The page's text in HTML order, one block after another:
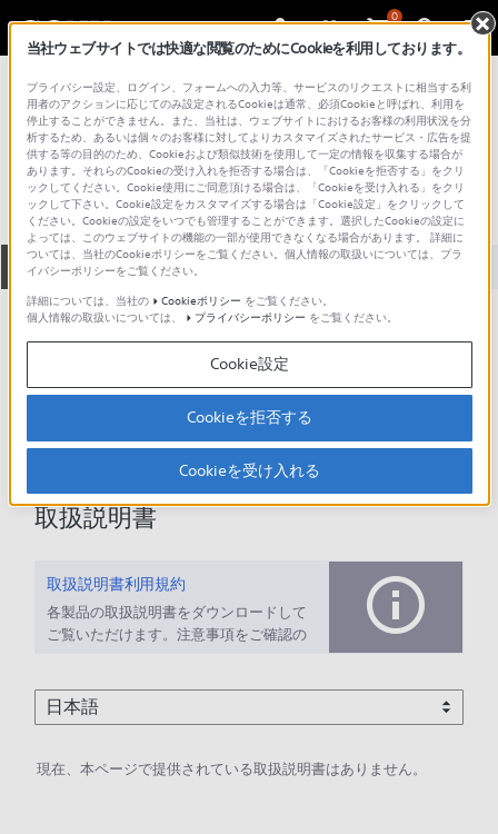
0
総合サポート・お問い合わせ プロフェッショナル／業務用
MXP-290
全て ダウンロード 取扱説明書 Q&A
ダウンロード
現在、本ページで提供されているアップデート情報はありませ
取扱説明書
取扱説明書利用規約
各製品の取扱説明書をダウンロードして
ご覧いただけます。注意事項をご確認の
現在、本ページで提供されている取扱説明書はありません。
当社ウェブサイトでは快適な閲覧のためにCookieを利用しております。
プライバシー設定、ログイン、フォームへの入力等、サービスのリクエストに相当する利
用者のアクションに応じてのみ設定されるCookieは通常、必須Cookieと呼ばれ、利用を
停止することができません。また、当社は、ウェブサイトにおけるお客様の利用状況を分
析するため、あるいは個々のお客様に対してよりカスタマイズされたサービス・広告を提
供する等の目的のため、Cookieおよび類似技術を使用して一定の情報を収集する場合が
あります。それらのCookieの受け入れを拒否する場合は、「Cookieを拒否する」をクリ
ックしてください。Cookie使用にご同意頂ける場合は、「Cookieを受け入れる」をクリ
ックして下さい。Cookie設定をカスタマイズする場合は「Cookie設定」をクリックして
ください。Cookieの設定をいつでも管理することができます。選択したCookieの設定に
よっては、このウェブサイトの機能の一部が使用できなくなる場合があります。 詳細に
ついては、当社のCookieポリシーをご覧ください。個人情報の取扱いについては、プラ
イバシーポリシーをご覧ください。
詳細については、当社の
Cookieポリシー をご覧ください。
個人情報の取扱いについては、
プライバシーポリシー をご覧ください。
Cookie設定
Cookieを拒否する
Cookieを受け入れる